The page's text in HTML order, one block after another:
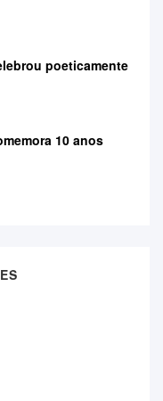
poeticamente
10 anos